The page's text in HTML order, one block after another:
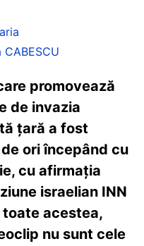
CABESCU
promovează
de invazia
țară a fost
ori începând cu
cu afirmația
israelian INN
acestea,
nu sunt cele